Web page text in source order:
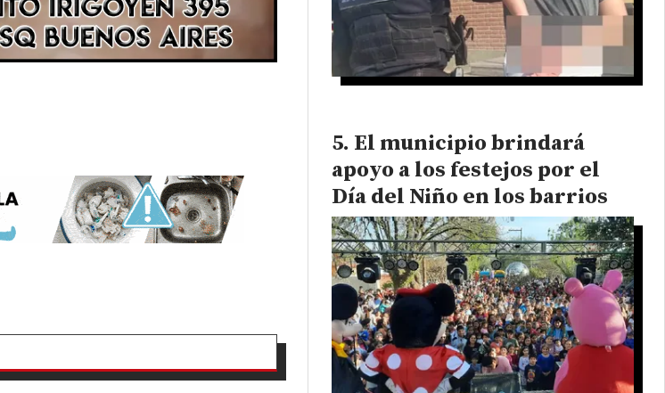
El municipio brindará
apoyo a los festejos por el
Día del Niño en los barrios